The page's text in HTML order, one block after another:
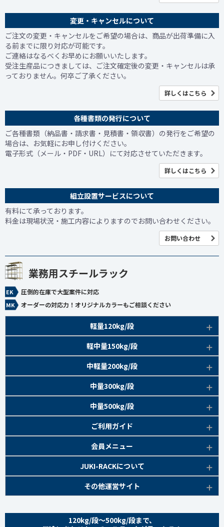
変更・キャンセルについて
ご注文の変更・キャンセルをご希望の場合は、商品が出荷準備に入
る前までに限り対応が可能です。
ご連絡はなるべくお早めにお願いいたします。
受注生産品につきましては、ご注文確定後の変更・キャンセルは承
っておりません。何卒ご了承ください。
詳しくはこちら
各種書類の発行について
ご各種書類（納品書・請求書・見積書・領収書）の発行をご希望の
場合は、お気軽にお申し付けください。
電子形式（メール・PDF・URL）にて対応させていただきます。
詳しくはこちら
組立設置サービスについて
有料にて承っております。
料金は現場状況・施工内容によりますのでお問い合わせください。
お問い合わせ
業務用スチールラック
圧倒的在庫で大型案件に対応
オーダーの対応力！オリジナルカラーもご相談ください
軽量120kg/段
アイボリー、グレー
EK120kg/段アングルボルト 特長
EK120kg/段アングルセミボルト 特長
新セミボルト 特長
組み立て方
オプション部材
追加棚板セット
軽中量150kg/段
軽中量150kg/段 商品一覧
部材仕様図
金網 ※準備中
スチールパネル ※準備中
中軽量200kg/段
EK200kg/段 商品一覧
部材仕様図
中量300kg/段
アイボリー・グリーン
EK300kg/段 商品一覧
部材仕様図
中量500kg/段
アイボリー・グリーン
EK500kg/段 商品一覧
部材仕様図
ご利用ガイド
検索システムの使い方
ご利用ガイド
各種書類発行
会員メニュー
お気に入り一覧
マイページ
JUKI-RACKについて
サイトマップ
お問い合わせ
その他運営サイト
120kg/段～500kg/段まで、